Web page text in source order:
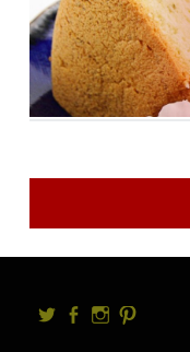
Twitterfacebook
Instagram